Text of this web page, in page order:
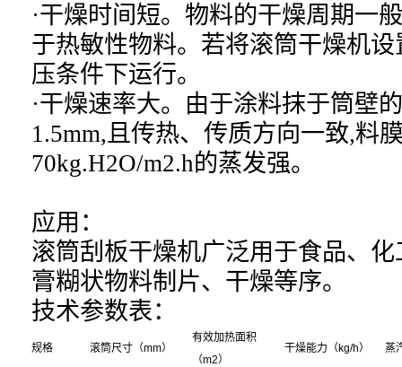
·干燥时间短。物料的干燥周期一
于热敏性物料。若将滚筒干燥机
压条件下运行。
·干燥速率大。由于涂料抹于筒壁
1.5mm,且传热、传质方向一致,料
70kg.H2O/m2.h的蒸发强。
应用：
滚筒刮板干燥机广泛用于食品、
膏糊状物料制片、干燥等序。
技术参数表：
规格 滚筒尺寸（mm）
有效加热面积
（m2）
干燥能力（kg/h） 蒸